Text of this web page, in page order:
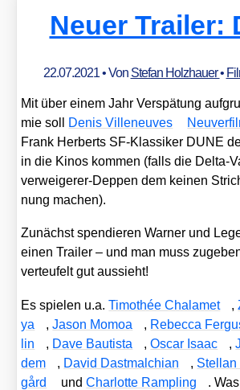
Neuer Trailer:
22.07.2021• Von Stefan Holzhauer•
Mit über einem Jahr Ver­spä­tung
mie soll Denis Ville­neu­ves
Frank Her­berts SF-Klas­si­ker DUNE
in die Kinos kom­men (falls die Del­ta-
ver­wei­ge­rer-Dep­pen dem kei­nen
nung machen).
Zunächst spen­die­ren War­ner und
einen Trai­ler – und man muss
ver­teu­felt gut aus­sieht!
Es spie­len u.a.Timo­thée Cha­l­a­met ,
ya
,Jason Mom­oa , Rebec­ca
lin
, Dave Bau­tis­ta ,Oscar Isaac ,
dem
, David Dast­mal­chi­an ,
gård
undChar­lot­te Ram­pling
.